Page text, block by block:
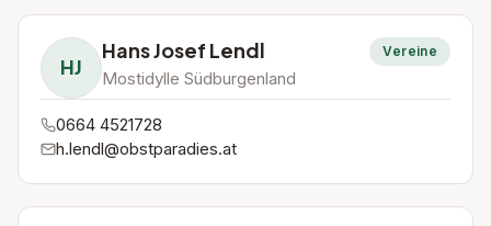
HJ
Hans Josef Lendl
Mostidylle Südburgenland
Vereine
0664 4521728
h.lendl@obstparadies.at